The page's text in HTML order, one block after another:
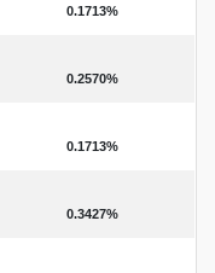
0.1713%
0.2570%
0.1713%
0.3427%